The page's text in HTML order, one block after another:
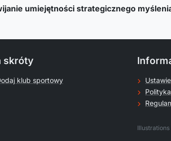
umiejętności strategicznego
skróty
klub sportowy